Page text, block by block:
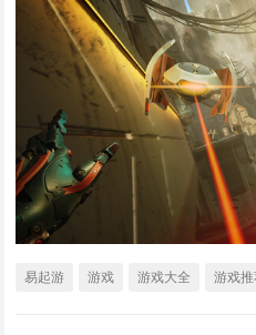
易起游 游戏 游戏大全 游戏